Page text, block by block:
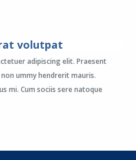
volutpat
adipiscing elit. Praesent
ummy hendrerit mauris.
mi. Cum sociis sere natoque